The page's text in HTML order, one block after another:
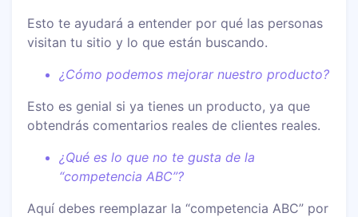
Esto te ayudará a entender por qué las personas
visitan tu sitio y lo que están buscando.
¿Cómo podemos mejorar nuestro producto?
Esto es genial si ya tienes un producto, ya que
obtendrás comentarios reales de clientes reales.
¿Qué es lo que no te gusta de la
“competencia ABC”?
Aquí debes reemplazar la “competencia ABC” por